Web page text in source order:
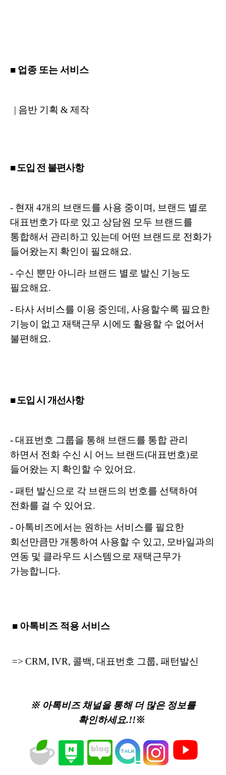
■ 업종 또는 서비스
| 음반 기획 & 제작
■ 도입 전 불편사항
- 현재 4개의 브랜드를 사용 중이며, 브랜드 별로
대표번호가 따로 있고 상담원 모두 브랜드를
통합해서 관리하고 있는데 어떤 브랜드로 전화가
들어왔는지 확인이 필요해요.
- 수신 뿐만 아니라 브랜드 별로 발신 기능도
필요해요.
- 타사 서비스를 이용 중인데, 사용할수록 필요한
기능이 없고 재택근무 시에도 활용할 수 없어서
불편해요.
■ 도입 시 개선사항
- 대표번호 그룹을 통해 브랜드를 통합 관리
하면서 전화 수신 시 어느 브랜드(대표번호)로
들어왔는 지 확인할 수 있어요.
- 패턴 발신으로 각 브랜드의 번호를 선택하여
전화를 걸 수 있어요.
- 아톡비즈에서는 원하는 서비스를 필요한
회선만큼만 개통하여 사용할 수 있고, 모바일과의
연동 및 클라우드 시스템으로 재택근무가
가능합니다.
■ 아톡비즈 적용 서비스
=> CRM, IVR, 콜백, 대표번호 그룹, 패턴발신
※ 아톡비즈 채널을 통해 더 많은 정보를
확인하세요.!!※